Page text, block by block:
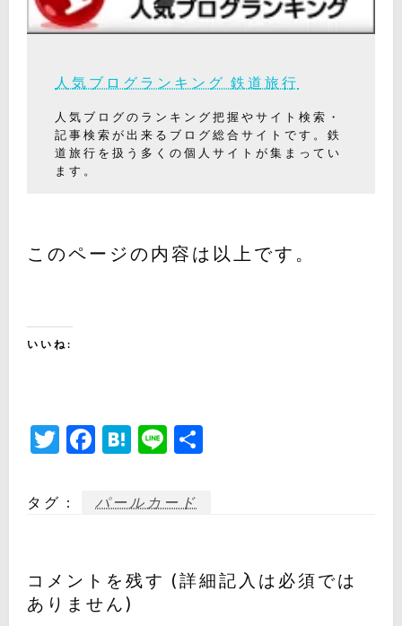
人気ブログランキング 鉄道旅行
人気ブログのランキング把握やサイト検索・
記事検索が出来るブログ総合サイトです。鉄
道旅行を扱う多くの個人サイトが集まってい
ます。
このページの内容は以上です。
いいね:
Twitter
Facebook
Hatena
Line
タグ : パールカード
コメントを残す (詳細記入は必須では
ありません)